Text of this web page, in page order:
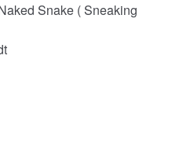
Snake ( Sneaking